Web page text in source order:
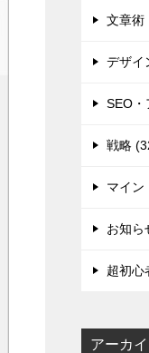
文章術
デザイ
SEO・
戦略
マイン
お知ら
超初心
アーカ